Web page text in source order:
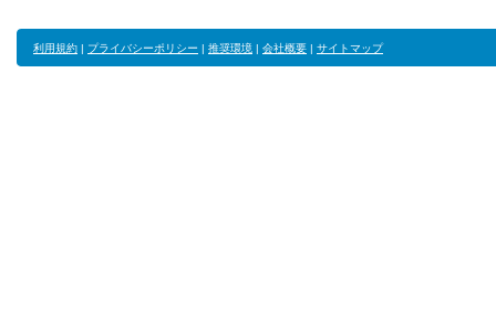
利用規約 | プライバシーポリシー | 推奨環境 | 会社概要 | サイトマップ